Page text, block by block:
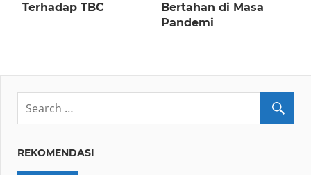
Terhadap TBC
Bertahan di Masa
Pandemi
REKOMENDASI